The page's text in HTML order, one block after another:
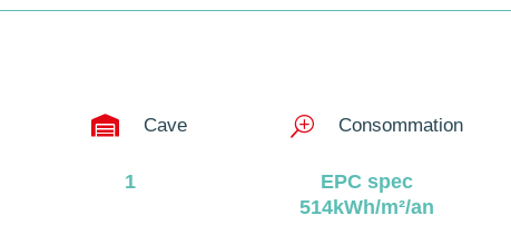
 Cave
1
T Consommation
EPC spec
514kWh/m²/an